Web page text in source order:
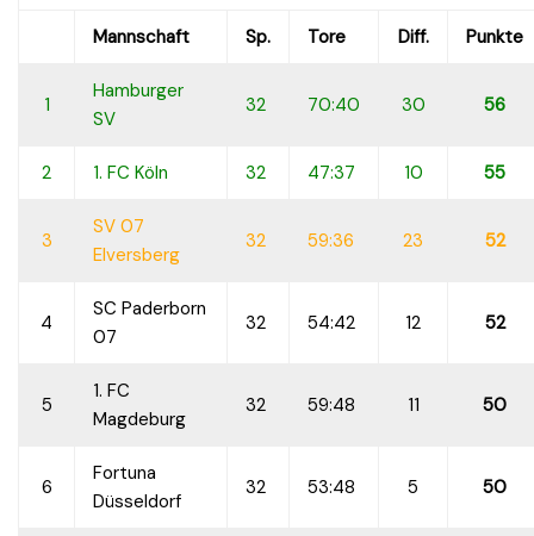
Mannschaft Sp. Tore Diff. Punkte
1
Hamburger
SV
32 70:40 30 56
2 1. FC Köln 32 47:37 10 55
3
SV 07
Elversberg
32 59:36 23 52
4
SC Paderborn
07
32 54:42 12 52
5
1. FC
Magdeburg
32 59:48 11 50
6
Fortuna
Düsseldorf
32 53:48 5 50